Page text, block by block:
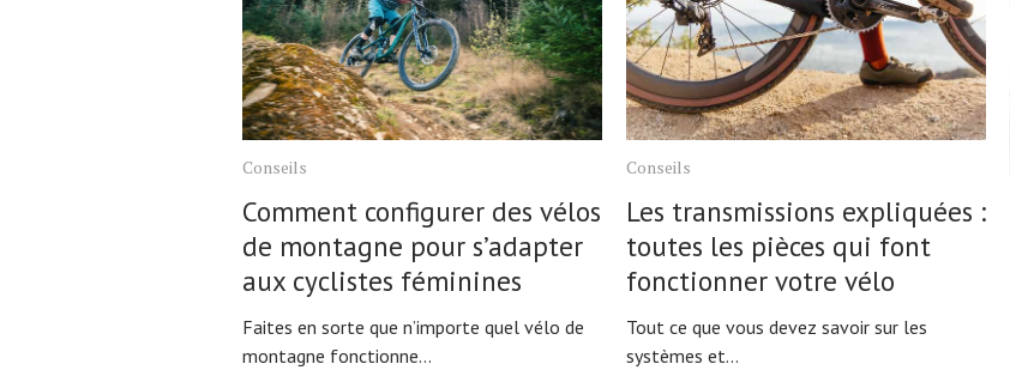
Conseils
Comment configurer des vélos
de montagne pour s’adapter
aux cyclistes féminines
Faites en sorte que n’importe quel vélo de
montagne fonctionne...
Conseils
Les transmissions expliquées :
toutes les pièces qui font
fonctionner votre vélo
Tout ce que vous devez savoir sur les
systèmes et...